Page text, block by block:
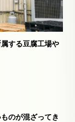
する豆腐工場や
のが混ざってき